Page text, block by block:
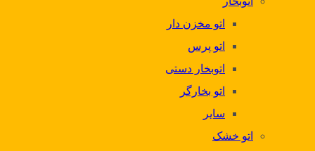
اتو مخزن دار
اتو پرس
اتوبخار دستی
اتو بخارگر
سایر
اتو خشک